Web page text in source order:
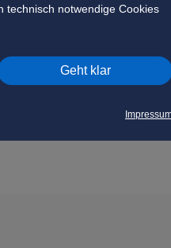
technisch notwendige Cookies
Geht klar